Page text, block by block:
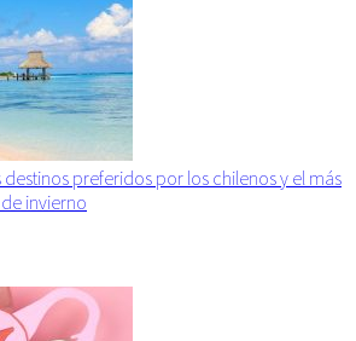
destinos preferidos por los chilenos y el más
invierno